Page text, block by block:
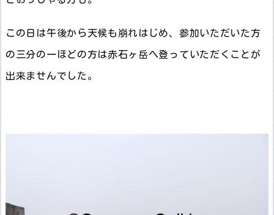
この日は午後から天候も崩れはじめ、参加いただいた方
の三分の一ほどの方は赤石ヶ岳へ登っていただくことが
出来ませんでした。